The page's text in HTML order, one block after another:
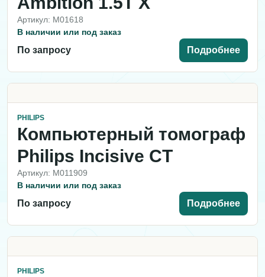
Артикул: M01618
В наличии или под заказ
По запросу Подробнее
PHILIPS
Компьютерный томограф
Philips Incisive CT
Артикул: M011909
В наличии или под заказ
По запросу Подробнее
PHILIPS